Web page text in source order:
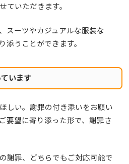
ていただきます。
スーツやカジュアルな服装な
添うことができます。
います
しい。謝罪の付き添いをお願い
要望に寄り添った形で、謝罪さ
謝罪、どちらでもご対応可能で